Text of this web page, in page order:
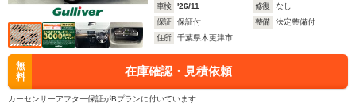
車検
'26/11 修復
なし
保証
保証付 整備
法定整備付
住所
千葉県木更津市
無
料
在庫確認・見積依頼
カーセンサーアフター保証がBプランに付いています